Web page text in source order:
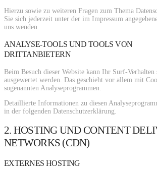
Hierzu sowie zu weiteren Fragen zum Thema
Sie sich jederzeit unter der im Impressum
uns wenden.
ANALYSE-TOOLS UND TOOLS VON
DRITTANBIETERN
Beim Besuch dieser Website kann Ihr Surf-Verhalten
ausgewertet werden. Das geschieht vor allem mit
sogenannten Analyseprogrammen.
Detaillierte Informationen zu diesen
in der folgenden Datenschutzerklärung.
2. HOSTING UND CONTENT
NETWORKS (CDN)
EXTERNES HOSTING